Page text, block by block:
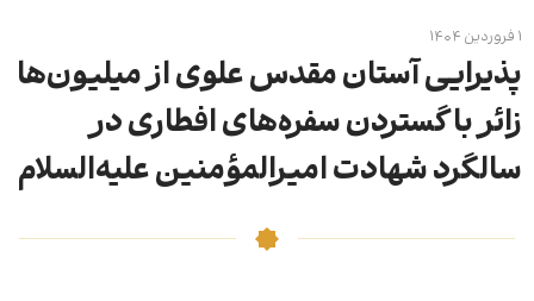
۱ فروردین ۱۴۰۴
پذیرایی آستان مقدس علوی از میلیون‌ها
زائر با گستردن سفره‌های افطاری در
سالگرد شهادت امیرالمؤمنین علیه‌السلام